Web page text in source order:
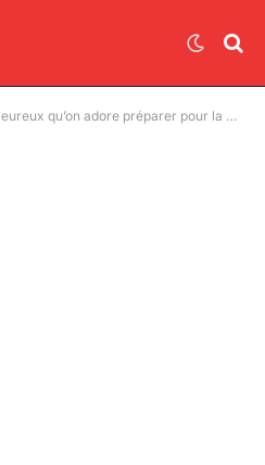
qu’on adore préparer pour la Pentecôte